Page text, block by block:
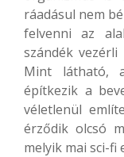
ráadásul nem
felvenni az
szándék
Mint látható,
építkezik a
véletlenül
érződik olcsó
melyik mai sci-fi